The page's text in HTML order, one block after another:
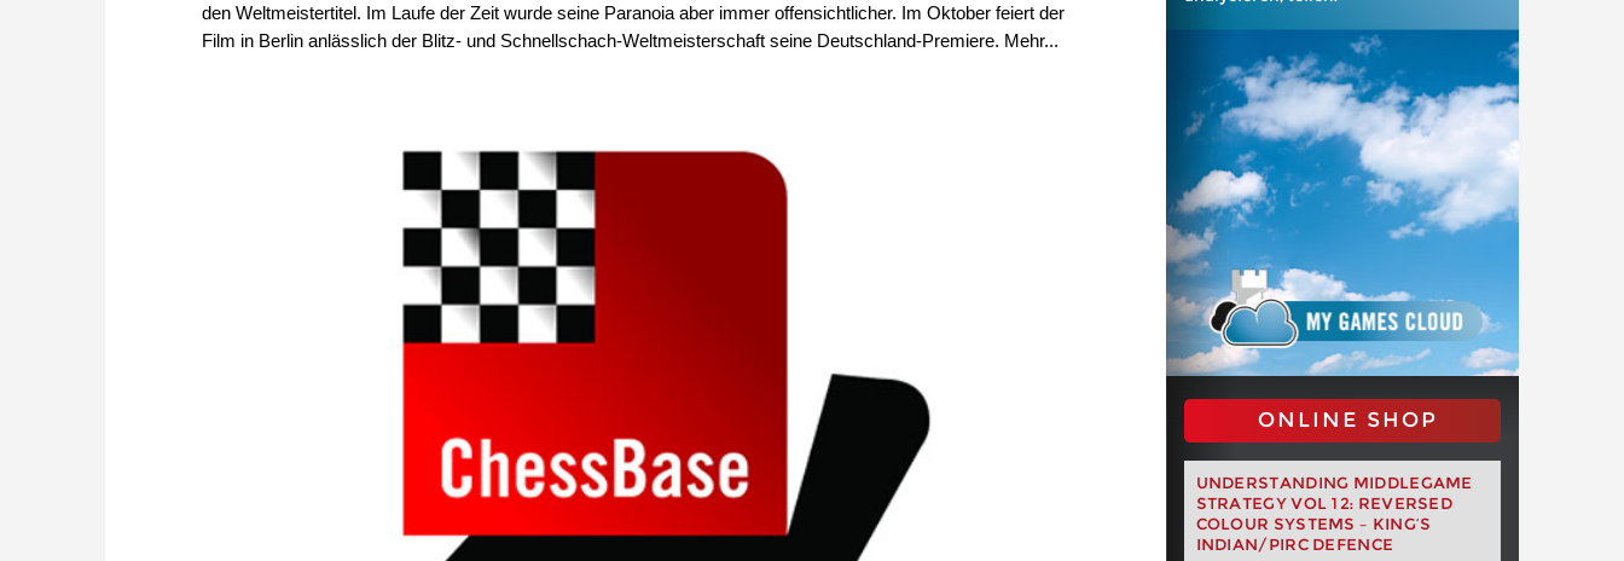
den Weltmeistertitel. Im Laufe der Zeit wurde seine Paranoia aber immer offensichtlicher. Im Oktober feiert der
Film in Berlin anlässlich der Blitz- und Schnellschach-Weltmeisterschaft seine Deutschland-Premiere. Mehr...
ONLINE SHOP
UNDERSTANDING MIDDLEGAME
STRATEGY VOL 12: REVERSED
COLOUR SYSTEMS – KING’S
INDIAN/PIRC DEFENCE